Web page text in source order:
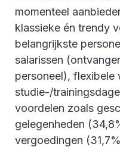
momenteel
klassieke én trendy
belangrijkste
salarissen
personeel),
studie-/
voordelen zoals
gelegenheden
vergoedingen